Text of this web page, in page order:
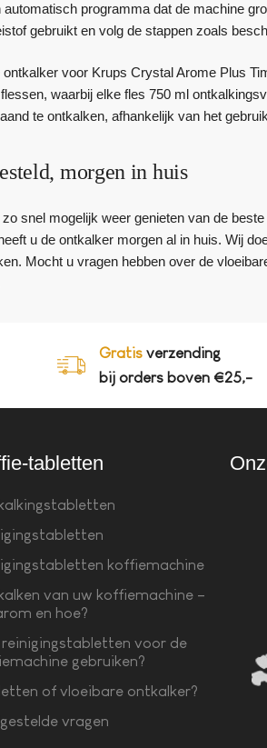
automatisch programma dat de machine
gebruikt en volg de stappen zoals
voor Krups Crystal Arome Plus
waarbij elke fles 750 ml
te ontkalken, afhankelijk van het
morgen in huis
snel mogelijk weer genieten van de
u de ontkalker morgen al in huis. Wij
Mocht u vragen hebben over de
Gratis verzending
bij orders boven €25,-
tabletten
koffiemachine
van uw koffiemachine –
en hoe?
reinigingstabletten voor de
gebruiken?
of vloeibare ontkalker?
vragen